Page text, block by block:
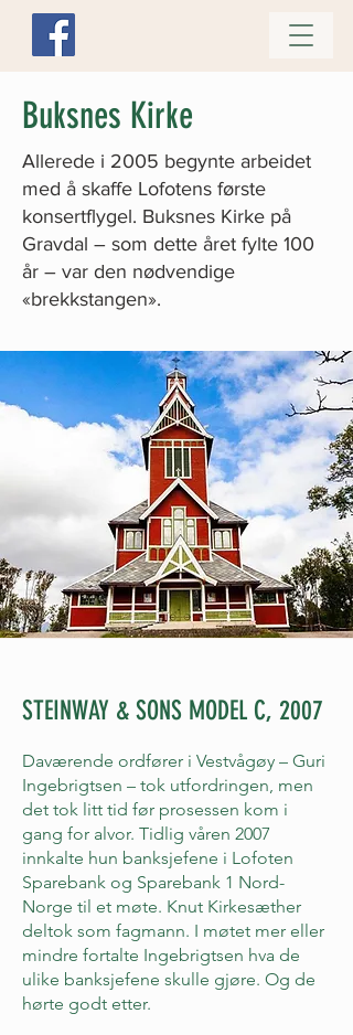
Buksnes Kirke
Allerede i 2005 begynte arbeidet
med å skaffe Lofotens første
konsertflygel. Buksnes Kirke på
Gravdal – som dette året fylte 100
år – var den nødvendige
«brekkstangen».
STEINWAY & SONS MODEL C, 2007
Daværende ordfører i Vestvågøy – Guri
Ingebrigtsen – tok utfordringen, men
det tok litt tid før prosessen kom i
gang for alvor. Tidlig våren 2007
innkalte hun banksjefene i Lofoten
Sparebank og Sparebank 1 Nord-
Norge til et møte. Knut Kirkesæther
deltok som fagmann. I møtet mer eller
mindre fortalte Ingebrigtsen hva de
ulike banksjefene skulle gjøre. Og de
hørte godt etter.